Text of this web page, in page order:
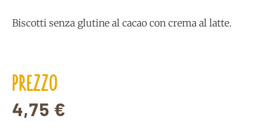
Biscotti senza glutine al cacao con crema al latte.
PREZZO
4,75 €